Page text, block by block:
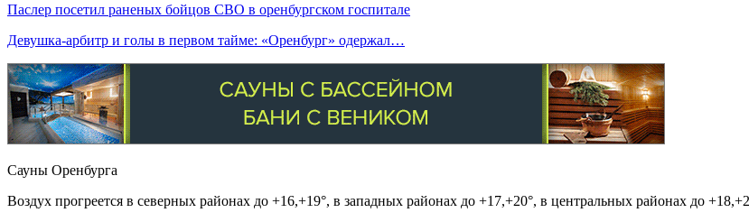
Паслер посетил раненых бойцов СВО в оренбургском госпитале
Девушка-арбитр и голы в первом тайме: «Оренбург» одержал…
Сауны Оренбурга
Воздух прогреется в северных районах до +16,+19°, в западных районах до +17,+20°, в центральных районах до